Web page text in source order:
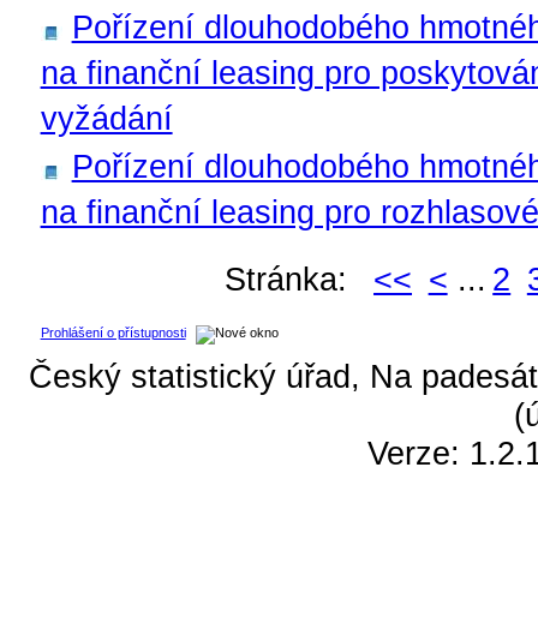
Pořízení dlouhodobého
na finanční leasing pro
vyžádání
Pořízení dlouhodobého
na finanční leasing pro
Stránka:
<< < ... 2
Prohlášení o přístupnosti
Český statistický úřad, Na
Verze: